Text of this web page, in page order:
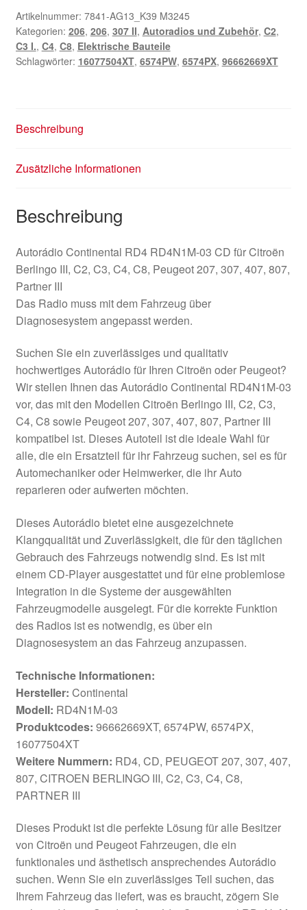
Artikelnummer: 7841-AG13_K39 M3245
Kategorien: 206, 206, 307 II, Autoradios und Zubehör, C2,
C3 I., C4, C8, Elektrische Bauteile
Schlagwörter: 16077504XT, 6574PW, 6574PX, 96662669XT
Beschreibung
Zusätzliche Informationen
Beschreibung
Autorádio Continental RD4 RD4N1M-03 CD für Citroën
Berlingo III, C2, C3, C4, C8, Peugeot 207, 307, 407, 807,
Partner III
Das Radio muss mit dem Fahrzeug über
Diagnosesystem angepasst werden.
Suchen Sie ein zuverlässiges und qualitativ
hochwertiges Autorádio für Ihren Citroën oder Peugeot?
Wir stellen Ihnen das Autorádio Continental RD4N1M-03
vor, das mit den Modellen Citroën Berlingo III, C2, C3,
C4, C8 sowie Peugeot 207, 307, 407, 807, Partner III
kompatibel ist. Dieses Autoteil ist die ideale Wahl für
alle, die ein Ersatzteil für ihr Fahrzeug suchen, sei es für
Automechaniker oder Heimwerker, die ihr Auto
reparieren oder aufwerten möchten.
Dieses Autorádio bietet eine ausgezeichnete
Klangqualität und Zuverlässigkeit, die für den täglichen
Gebrauch des Fahrzeugs notwendig sind. Es ist mit
einem CD-Player ausgestattet und für eine problemlose
Integration in die Systeme der ausgewählten
Fahrzeugmodelle ausgelegt. Für die korrekte Funktion
des Radios ist es notwendig, es über ein
Diagnosesystem an das Fahrzeug anzupassen.
Technische Informationen:
Hersteller: Continental
Modell: RD4N1M-03
Produktcodes: 96662669XT, 6574PW, 6574PX,
16077504XT
Weitere Nummern: RD4, CD, PEUGEOT 207, 307, 407,
807, CITROEN BERLINGO III, C2, C3, C4, C8,
PARTNER III
Dieses Produkt ist die perfekte Lösung für alle Besitzer
von Citroën und Peugeot Fahrzeugen, die ein
funktionales und ästhetisch ansprechendes Autorádio
suchen. Wenn Sie ein zuverlässiges Teil suchen, das
Ihrem Fahrzeug das liefert, was es braucht, zögern Sie